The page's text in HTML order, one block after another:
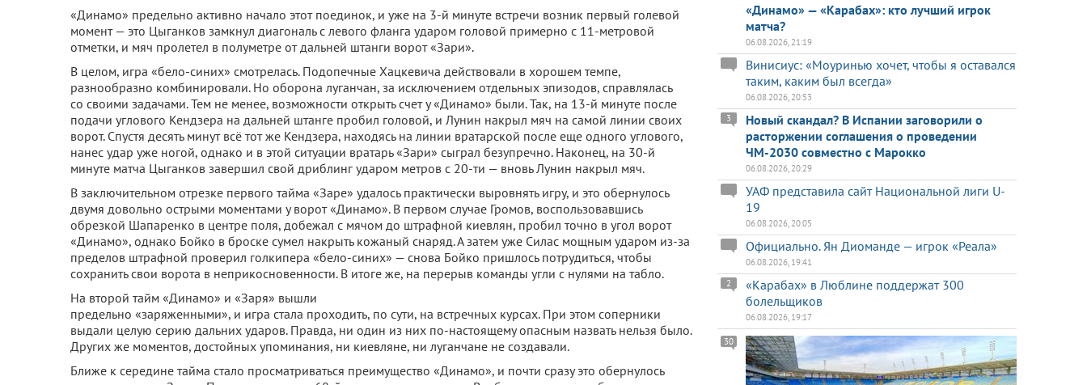
«Динамо» предельно активно начало этот поединок, и уже на 3-й минуте встречи возник первый голевой
момент — это Цыганков замкнул диагональ с левого фланга ударом головой примерно с 11-метровой
отметки, и мяч пролетел в полуметре от дальней штанги ворот «Зари».
В целом, игра «бело-синих» смотрелась. Подопечные Хацкевича действовали в хорошем темпе,
разнообразно комбинировали. Но оборона луганчан, за исключением отдельных эпизодов, справлялась
со своими задачами. Тем не менее, возможности открыть счет у «Динамо» были. Так, на 13-й минуте после
подачи углового Кендзера на дальней штанге пробил головой, и Лунин накрыл мяч на самой линии своих
ворот. Спустя десять минут всё тот же Кендзера, находясь на линии вратарской после еще одного углового,
нанес удар уже ногой, однако и в этой ситуации вратарь «Зари» сыграл безупречно. Наконец, на 30-й
минуте матча Цыганков завершил свой дриблинг ударом метров с 20-ти — вновь Лунин накрыл мяч.
В заключительном отрезке первого тайма «Заре» удалось практически выровнять игру, и это обернулось
двумя довольно острыми моментами у ворот «Динамо». В первом случае Громов, воспользовавшись
обрезкой Шапаренко в центре поля, добежал с мячом до штрафной киевлян, пробил точно в угол ворот
«Динамо», однако Бойко в броске сумел накрыть кожаный снаряд. А затем уже Силас мощным ударом из-за
пределов штрафной проверил голкипера «бело-синих» — снова Бойко пришлось потрудиться, чтобы
сохранить свои ворота в неприкосновенности. В итоге же, на перерыв команды угли с нулями на табло.
На второй тайм «Динамо» и «Заря» вышли
предельно «заряженными», и игра стала проходить, по сути, на встречных курсах. При этом соперники
выдали целую серию дальних ударов. Правда, ни один из них по-настоящему опасным назвать нельзя было.
Других же моментов, достойных упоминания, ни киевляне, ни луганчане не создавали.
Ближе к середине тайма стало просматриваться преимущество «Динамо», и почти сразу это обернулось
«Динамо» — «Карабах»: кто лучший игрок
матча?
06.08.2026, 21:19
Винисиус: «Моуринью хочет, чтобы я оставался
таким, каким был всегда»
06.08.2026, 20:53
Новый скандал? В Испании заговорили о
расторжении соглашения о проведении
ЧМ-2030 совместно с Марокко
3
06.08.2026, 20:29
УАФ представила сайт Национальной лиги U-
19
06.08.2026, 20:05
Официально. Ян Диоманде — игрок «Реала»
06.08.2026, 19:41
«Карабах» в Люблине поддержат 300
болельщиков
2
06.08.2026, 19:17
30